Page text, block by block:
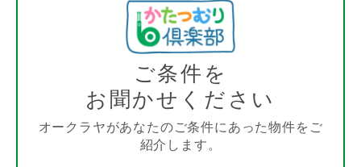
ご条件を
お聞かせください
オークラヤがあなたのご条件にあった物件をご
紹介します。